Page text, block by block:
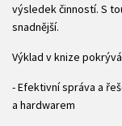
výsledek činností. S
snadnější.
Výklad v knize
- Efektivní správa a
a hardwarem